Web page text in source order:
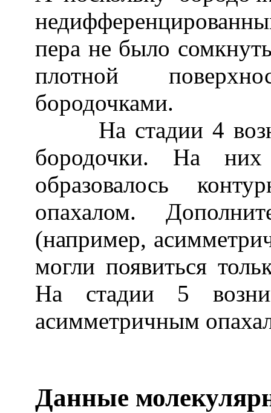
пера не было
плотной
бородочками.
На стадии 4
бородочки. На
образовалось
опахалом.
(например,
могли появиться
На стадии 5
асимметричным
Данные